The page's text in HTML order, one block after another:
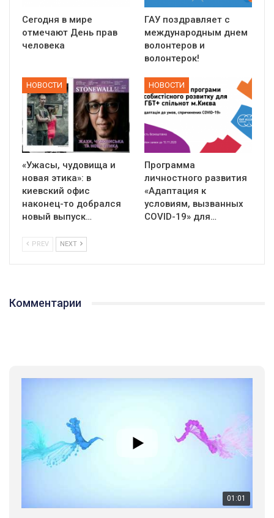
Сегодня в мире
отмечают День прав
человека
ГАУ поздравляет с
международным днем
волонтеров и
волонтерок!
НОВОСТИ
«Ужасы, чудовища и
новая этика»: в
киевский офис
наконец-то добрался
новый выпуск…
НОВОСТИ
Программа
личностного развития
«Адаптация к
условиям, вызванных
СOVID-19» для…
PREV NEXT
Комментарии
01:01